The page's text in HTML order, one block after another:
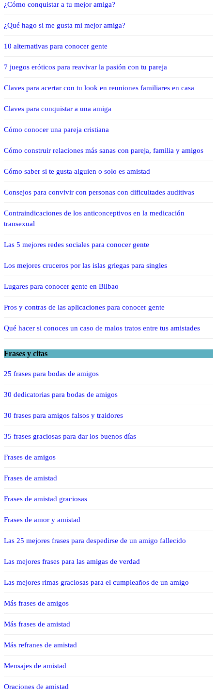
¿Cómo conquistar a tu mejor amiga?
¿Qué hago si me gusta mi mejor amiga?
10 alternativas para conocer gente
7 juegos eróticos para reavivar la pasión con tu pareja
Claves para acertar con tu look en reuniones familiares en casa
Claves para conquistar a una amiga
Cómo conocer una pareja cristiana
Cómo construir relaciones más sanas con pareja, familia y amigos
Cómo saber si te gusta alguien o solo es amistad
Consejos para convivir con personas con dificultades auditivas
Contraindicaciones de los anticonceptivos en la medicación
transexual
Las 5 mejores redes sociales para conocer gente
Los mejores cruceros por las islas griegas para singles
Lugares para conocer gente en Bilbao
Pros y contras de las aplicaciones para conocer gente
Qué hacer si conoces un caso de malos tratos entre tus amistades
Frases y citas
25 frases para bodas de amigos
30 dedicatorias para bodas de amigos
30 frases para amigos falsos y traidores
35 frases graciosas para dar los buenos días
Frases de amigos
Frases de amistad
Frases de amistad graciosas
Frases de amor y amistad
Las 25 mejores frases para despedirse de un amigo fallecido
Las mejores frases para las amigas de verdad
Las mejores rimas graciosas para el cumpleaños de un amigo
Más frases de amigos
Más frases de amistad
Más refranes de amistad
Mensajes de amistad
Oraciones de amistad